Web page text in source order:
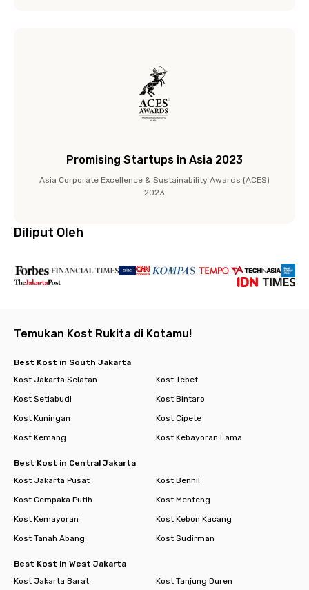
Promising Startups in Asia 2023
Asia Corporate Excellence & Sustainability Awards (ACES)
2023
Diliput Oleh
Temukan Kost Rukita di Kotamu!
Best Kost in South Jakarta
Kost Jakarta Selatan
Kost Tebet
Kost Setiabudi
Kost Bintaro
Kost Kuningan
Kost Cipete
Kost Kemang
Kost Kebayoran Lama
Best Kost in Central Jakarta
Kost Jakarta Pusat
Kost Benhil
Kost Cempaka Putih
Kost Menteng
Kost Kemayoran
Kost Kebon Kacang
Kost Tanah Abang
Kost Sudirman
Best Kost in West Jakarta
Kost Jakarta Barat
Kost Tanjung Duren